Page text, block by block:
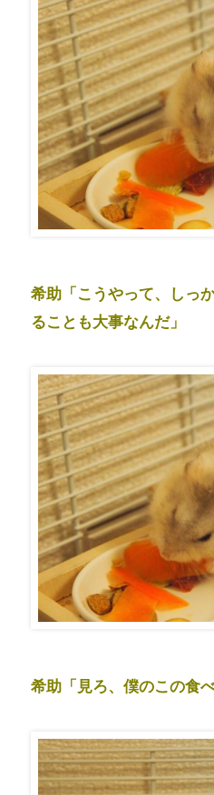
希助「こうやって、しっ
ることも大事なんだ」
希助「見ろ、僕のこの食